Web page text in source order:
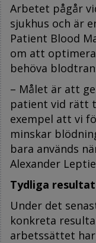
Arbetet pågår
sjukhus och är
Patient Blood
om att
behöva
– Målet är att
patient vid rätt
exempel att vi
minskar
bara används
Alexander
Tydliga
Under det
konkreta
arbetssättet